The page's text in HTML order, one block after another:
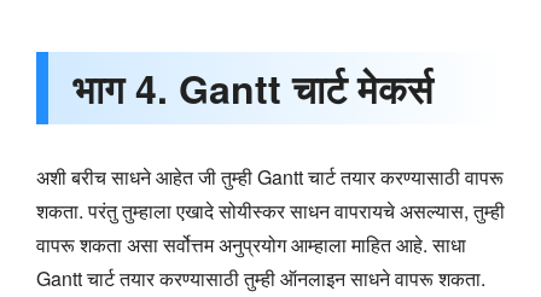
भाग 4. Gantt चार्ट मेकर्स
अशी बरीच साधने आहेत जी तुम्ही Gantt चार्ट तयार करण्यासाठी वापरू
शकता. परंतु तुम्हाला एखादे सोयीस्कर साधन वापरायचे असल्यास, तुम्ही
वापरू शकता असा सर्वोत्तम अनुप्रयोग आम्हाला माहित आहे. साधा
Gantt चार्ट तयार करण्यासाठी तुम्ही ऑनलाइन साधने वापरू शकता.